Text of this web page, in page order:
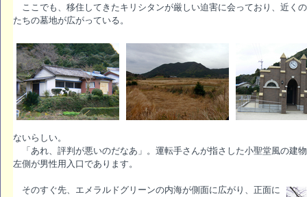
ここでも、移住してきたキリシタンが厳しい迫害に会っており、近く
たちの墓地が広がっている。
ないらしい。
「あれ、評判が悪いのだなあ」。運転手さんが指さした小聖堂風の建
左側が男性用入口であります。
そのすぐ先、エメラルドグリーンの内海が側面に広がり、正面に